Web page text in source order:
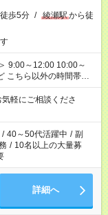
歩5分 / 綾瀬駅から徒
軽にご相談くださ
/ 40～50代活躍中 / 副
/ 10名以上の大量募
詳細へ